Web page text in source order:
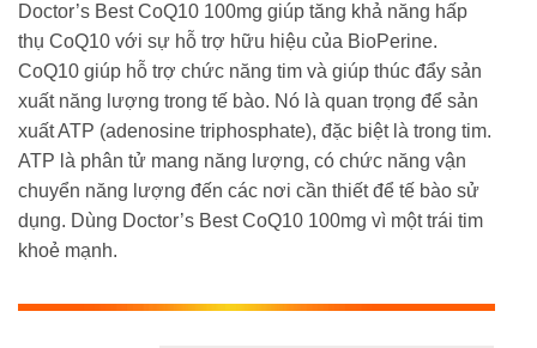
Doctor’s Best CoQ10 100mg giúp tăng khả năng hấp
thụ CoQ10 với sự hỗ trợ hữu hiệu của BioPerine.
CoQ10 giúp hỗ trợ chức năng tim và giúp thúc đẩy sản
xuất năng lượng trong tế bào. Nó là quan trọng để sản
xuất ATP (adenosine triphosphate), đặc biệt là trong tim.
ATP là phân tử mang năng lượng, có chức năng vận
chuyển năng lượng đến các nơi cần thiết để tế bào sử
dụng. Dùng Doctor’s Best CoQ10 100mg vì một trái tim
khoẻ mạnh.